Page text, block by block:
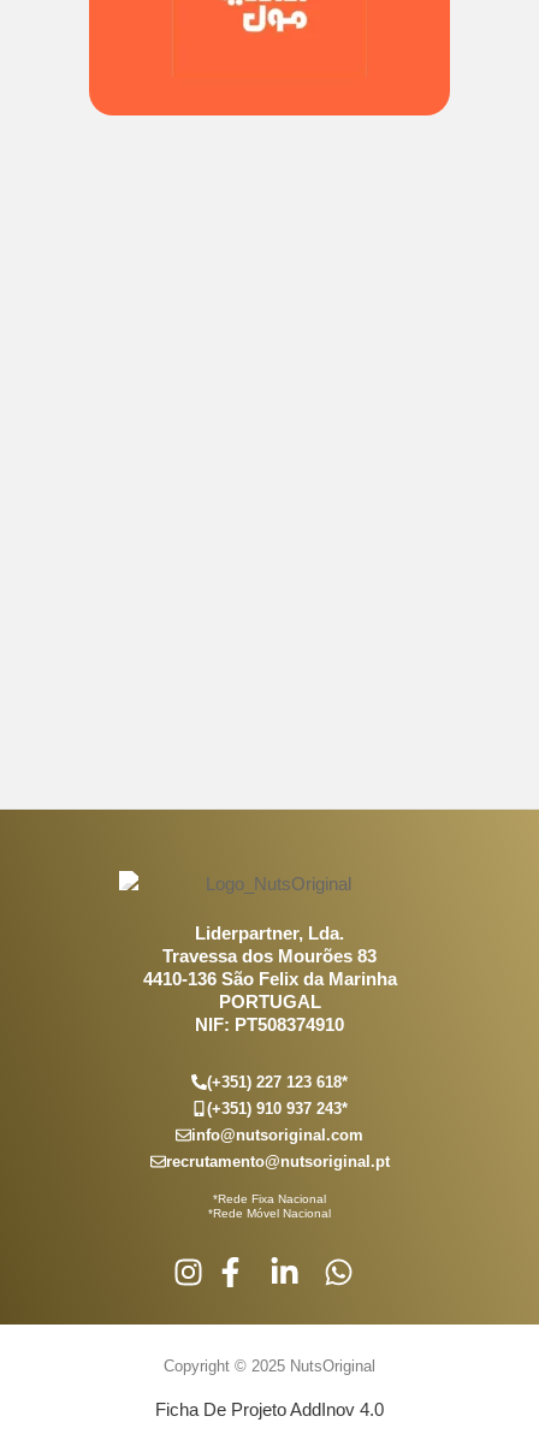
Liderpartner, Lda.
Travessa dos Mourões 83
4410-136 São Felix da Marinha
PORTUGAL
NIF: PT508374910
(+351) 227 123 618*
(+351) 910 937 243*
info@nutsoriginal.com
recrutamento@nutsoriginal.pt
*Rede Fixa Nacional
*Rede Móvel Nacional
Copyright © 2025 NutsOriginal
Ficha De Projeto AddInov 4.0